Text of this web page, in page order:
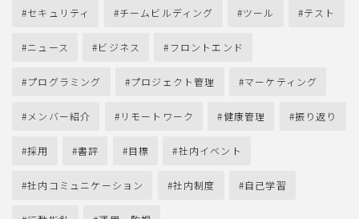
セキュリティ チームビルディング ツール テスト
ニュース ビジネス フロントエンド
プログラミング プロジェクト管理 マーケティング
メンバー紹介 リモートワーク 健康管理 振り返り
採用 書評 目標 社内イベント
社内コミュニケーション 社内制度 自己学習